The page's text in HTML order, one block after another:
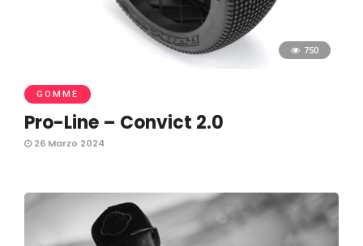
750
GOMME
Pro-Line – Convict 2.0
26 Marzo 2024